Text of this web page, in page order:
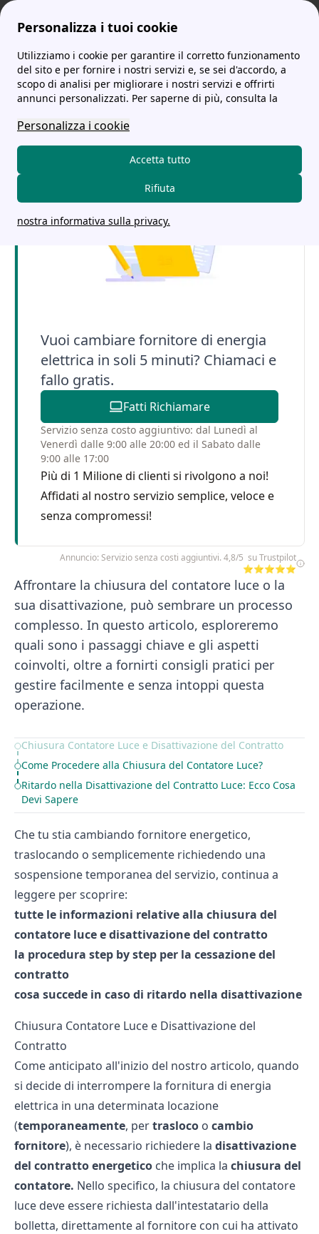
Personalizza i tuoi cookie
Utilizziamo i cookie per garantire il corretto funzionamento
del sito e per fornire i nostri servizi e, se sei d'accordo, a
scopo di analisi per migliorare i nostri servizi e offrirti
annunci personalizzati. Per saperne di più, consulta la
Personalizza i cookie
Accetta tutto
Rifiuta
nostra informativa sulla privacy.
tariffe-energia.it Contatore Luce: come leggerlo? Cosa fare in caso di guasti? Come Gestire la Chiusura e Disattivazione del Contatore Luce
Come Gestire la Chiusura e
Disattivazione del
Contatore Luce
Vuoi cambiare fornitore di energia
elettrica in soli 5 minuti? Chiamaci e
fallo gratis.
Fatti Richiamare
Servizio senza costo aggiuntivo: dal Lunedì al
Venerdì dalle 9:00 alle 20:00 ed il Sabato dalle
9:00 alle 17:00
Più di 1 Milione di clienti si rivolgono a noi!
Affidati al nostro servizio semplice, veloce e
senza compromessi!
Annuncio: Servizio senza costi aggiuntivi. 4,8/5 su Trustpilot
⭐⭐⭐⭐⭐
Affrontare la chiusura del contatore luce o la
sua disattivazione, può sembrare un processo
complesso. In questo articolo, esploreremo
quali sono i passaggi chiave e gli aspetti
coinvolti, oltre a fornirti consigli pratici per
gestire facilmente e senza intoppi questa
operazione.
Table of Contents
Chiusura Contatore Luce e Disattivazione del Contratto
Come Procedere alla Chiusura del Contatore Luce?
Ritardo nella Disattivazione del Contratto Luce: Ecco Cosa
Devi Sapere
Che tu stia cambiando fornitore energetico,
traslocando o semplicemente richiedendo una
sospensione temporanea del servizio, continua a
leggere per scoprire:
tutte le informazioni relative alla chiusura del
contatore luce e disattivazione del contratto
la procedura step by step per la cessazione del
contratto
cosa succede in caso di ritardo nella disattivazione
Chiusura Contatore Luce e Disattivazione del
Contratto
Come anticipato all'inizio del nostro articolo, quando
si decide di interrompere la fornitura di energia
elettrica in una determinata locazione
(temporaneamente, pertrasloco o cambio
fornitore), è necessario richiedere la disattivazione
del contratto energetico che implica la chiusura del
contatore. Nello specifico, la chiusura del contatore
luce deve essere richiesta dall'intestatario della
bolletta, direttamente al fornitore con cui ha attivato